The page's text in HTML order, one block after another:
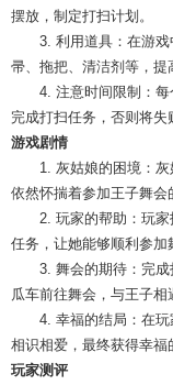
摆放，制定打扫计划。
3. 利用道具：在游
帚、拖把、清洁剂等，提
4. 注意时间限制：
完成打扫任务，否则将失
游戏剧情
1. 灰姑娘的困境：
依然怀揣着参加王子舞会
2. 玩家的帮助：玩
任务，让她能够顺利参加
3. 舞会的期待：完
瓜车前往舞会，与王子相
4. 幸福的结局：在
相识相爱，最终获得幸福
玩家测评